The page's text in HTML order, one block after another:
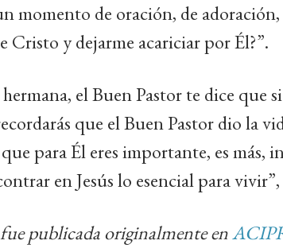
momento de oración, de adoración,
Cristo y dejarme acariciar por Él?”.
el Buen Pastor te dice que
que el Buen Pastor dio la
para Él eres importante, es
en Jesús lo esencial para
publicada originalmente en